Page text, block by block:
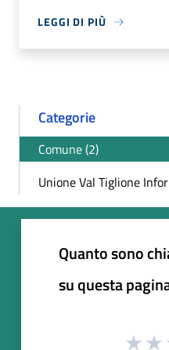
LEGGI DI PIÙ
Categorie
Comune (2)
Unione Val Tiglione
Quanto sono
su questa